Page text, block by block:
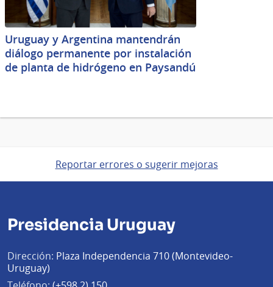
Uruguay y Argentina mantendrán
diálogo permanente por instalación
de planta de hidrógeno en Paysandú
Reportar errores o sugerir mejoras
Presidencia Uruguay
Dirección: Plaza Independencia 710 (Montevideo-
Uruguay)